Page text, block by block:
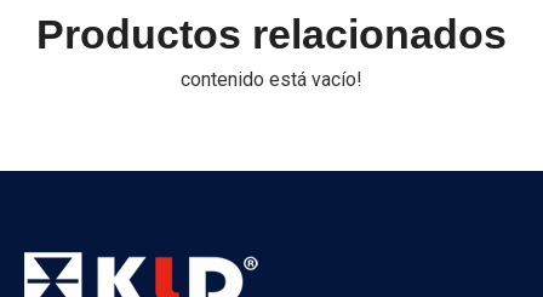
Productos relacionados
contenido está vacío!